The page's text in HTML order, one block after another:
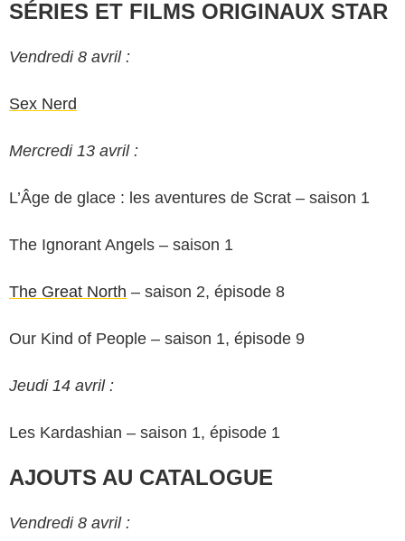
SÉRIES ET FILMS ORIGINAUX STAR
Vendredi 8 avril :
Sex Nerd
Mercredi 13 avril :
L’Âge de glace : les aventures de Scrat – saison 1
The Ignorant Angels – saison 1
The Great North – saison 2, épisode 8
Our Kind of People – saison 1, épisode 9
Jeudi 14 avril :
Les Kardashian – saison 1, épisode 1
AJOUTS AU CATALOGUE
Vendredi 8 avril :